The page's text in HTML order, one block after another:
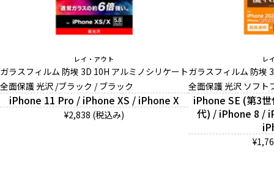
レイ・アウト
ガラスフィルム 防埃 3D 10H アルミノシリケート
全面保護 光沢 /ブラック / ブラック
iPhone 11 Pro / iPhone XS / iPhone X
¥2,838 (税込み)
レ
ガラスフィルム 防埃
全面保護 光沢 ソフト
iPhone SE (第3
代) / iPhone 8 /